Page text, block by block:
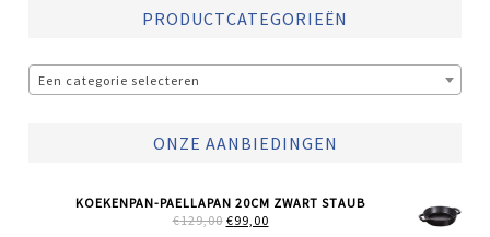
PRODUCTCATEGORIEËN
Een categorie selecteren
ONZE AANBIEDINGEN
KOEKENPAN-PAELLAPAN 20CM ZWART STAUB
€129,00 OORSPRONKELIJKE
€99,00HUIDIGE